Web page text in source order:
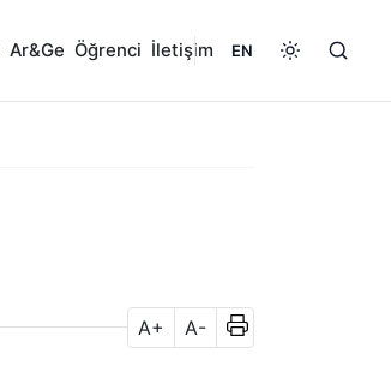
Ar&Ge Öğrenci İletişim EN
A+ A-